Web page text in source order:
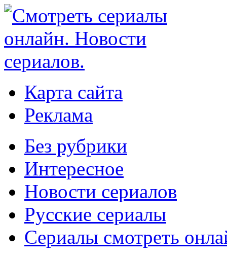
Карта сайта
Реклама
Без рубрики
Интересное
Новости сериалов
Русские сериалы
Сериалы смотреть